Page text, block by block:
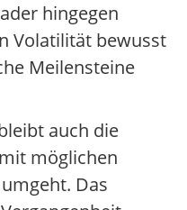
hingegen
Volatilität bewusst
Meilensteine
auch die
möglichen
Das